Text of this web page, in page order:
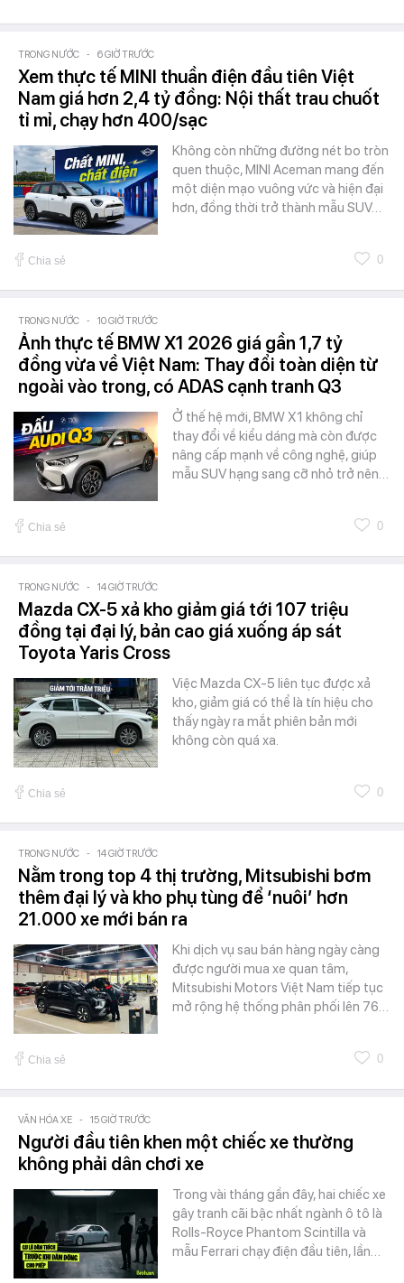
TRONG NƯỚC - 6 GIỜ TRƯỚC
Xem thực tế MINI thuần điện đầu tiên Việt
Nam giá hơn 2,4 tỷ đồng: Nội thất trau chuốt
tỉ mỉ, chạy hơn 400/sạc
Không còn những đường nét bo tròn
quen thuộc, MINI Aceman mang đến
một diện mạo vuông vức và hiện đại
hơn, đồng thời trở thành mẫu SUV…
Chia sẻ 0
TRONG NƯỚC - 10 GIỜ TRƯỚC
Ảnh thực tế BMW X1 2026 giá gần 1,7 tỷ
đồng vừa về Việt Nam: Thay đổi toàn diện từ
ngoài vào trong, có ADAS cạnh tranh Q3
Ở thế hệ mới, BMW X1 không chỉ
thay đổi về kiểu dáng mà còn được
nâng cấp mạnh về công nghệ, giúp
mẫu SUV hạng sang cỡ nhỏ trở nên…
Chia sẻ 0
TRONG NƯỚC - 14 GIỜ TRƯỚC
Mazda CX-5 xả kho giảm giá tới 107 triệu
đồng tại đại lý, bản cao giá xuống áp sát
Toyota Yaris Cross
Việc Mazda CX-5 liên tục được xả
kho, giảm giá có thể là tín hiệu cho
thấy ngày ra mắt phiên bản mới
không còn quá xa.
Chia sẻ 0
TRONG NƯỚC - 14 GIỜ TRƯỚC
Nằm trong top 4 thị trường, Mitsubishi bơm
thêm đại lý và kho phụ tùng để ‘nuôi’ hơn
21.000 xe mới bán ra
Khi dịch vụ sau bán hàng ngày càng
được người mua xe quan tâm,
Mitsubishi Motors Việt Nam tiếp tục
mở rộng hệ thống phân phối lên 76…
Chia sẻ 0
VĂN HÓA XE - 15 GIỜ TRƯỚC
Người đầu tiên khen một chiếc xe thường
không phải dân chơi xe
Trong vài tháng gần đây, hai chiếc xe
gây tranh cãi bậc nhất ngành ô tô là
Rolls-Royce Phantom Scintilla và
mẫu Ferrari chạy điện đầu tiên, lần…